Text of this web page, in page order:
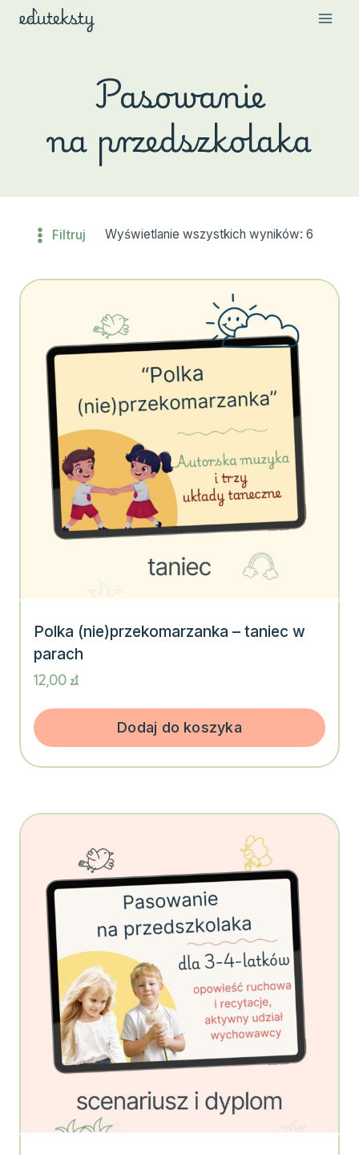
Przejdź
Pasowanie
na przedszkolaka
Filtruj Wyświetlanie wszystkich wyników: 6
Polka (nie)przekomarzanka – taniec w
parach
12,00zł
Dodaj do koszyka